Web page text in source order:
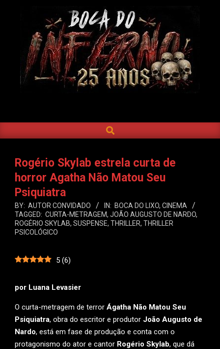
DO
INFERNO
Navigation
SEARCH
Rogério Skylab estrela curta de
horror Agatha Não Matou Seu
Psiquiatra
BY: AUTOR CONVIDADO IN: BOCA DO LIXO, CINEMA
TAGGED: CURTA-METRAGEM, JOÃO AUGUSTO DE NARDO,
ROGÉRIO SKYLAB, SUSPENSE, THRILLER, THRILLER
PSICOLÓGICO
5 (6)
por Luana Levasier
O curta-metragem de terror Ágatha Não Matou Seu
Psiquiatra, obra do escritor e produtor João Augusto de
Nardo, está em fase de produção e conta com o
protagonismo do ator e cantor Rogério Skylab, que dá